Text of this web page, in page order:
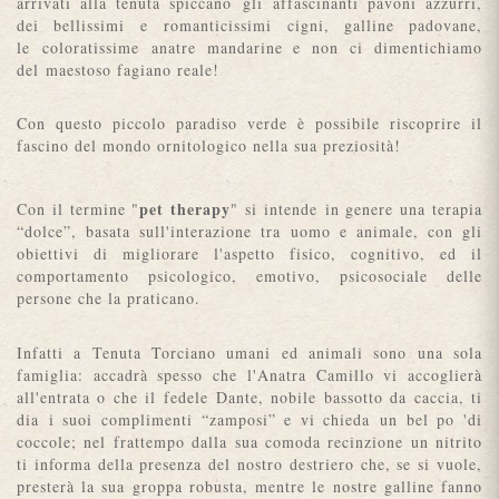
dei bellissimi e romanticissimi cigni, galline padovane,
le coloratissime anatre mandarine e non ci dimentichiamo
del maestoso fagiano reale!
Con questo piccolo paradiso verde è possibile riscoprire il
fascino del mondo ornitologico nella sua preziosità!
Con il termine "pet therapy" si intende in genere una terapia
“dolce”, basata sull'interazione tra uomo e animale, con gli
obiettivi di migliorare l'aspetto fisico, cognitivo, ed il
comportamento psicologico, emotivo, psicosociale delle
persone che la praticano.
Infatti a Tenuta Torciano umani ed animali sono una sola
famiglia: accadrà spesso che l'Anatra Camillo vi accoglierà
all'entrata o che il fedele Dante, nobile bassotto da caccia, ti
dia i suoi complimenti “zamposi” e vi chieda un bel po 'di
coccole; nel frattempo dalla sua comoda recinzione un nitrito
ti informa della presenza del nostro destriero che, se si vuole,
presterà la sua groppa robusta, mentre le nostre galline fanno